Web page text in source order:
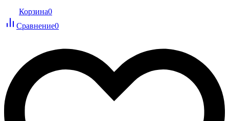
Корзина0
Сравнение0